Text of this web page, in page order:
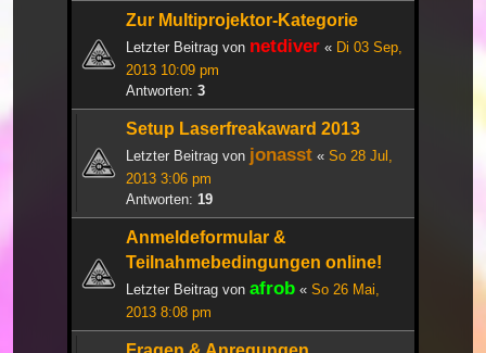
Zur Multiprojektor-Kategorie
Letzter Beitrag von netdiver « Di 03 Sep,
2013 10:09 pm
Antworten: 3
Setup Laserfreakaward 2013
Letzter Beitrag von jonasst « So 28 Jul,
2013 3:06 pm
Antworten: 19
Anmeldeformular &
Teilnahmebedingungen online!
Letzter Beitrag von afrob « So 26 Mai,
2013 8:08 pm